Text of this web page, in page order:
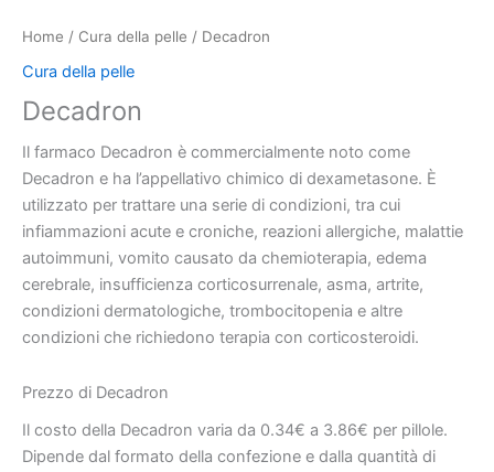
Home / Cura della pelle / Decadron
Cura della pelle
Decadron
Il farmaco Decadron è commercialmente noto come
Decadron e ha l’appellativo chimico di dexametasone. È
utilizzato per trattare una serie di condizioni, tra cui
infiammazioni acute e croniche, reazioni allergiche, malattie
autoimmuni, vomito causato da chemioterapia, edema
cerebrale, insufficienza corticosurrenale, asma, artrite,
condizioni dermatologiche, trombocitopenia e altre
condizioni che richiedono terapia con corticosteroidi.
Prezzo di Decadron
Il costo della Decadron varia da 0.34€ a 3.86€ per pillole.
Dipende dal formato della confezione e dalla quantità di